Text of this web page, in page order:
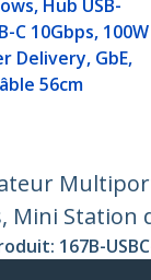
Hub USB-
C 10Gbps, 100W
Delivery, GbE,
56cm
Multiport
Mini Station
167B-